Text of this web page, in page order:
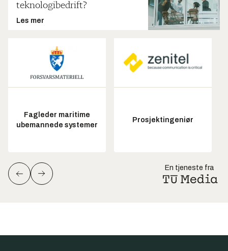
teknologibedrift?
Les mer
Fagleder maritime
ubemannede systemer
Prosjektingeniør
En tjeneste fra